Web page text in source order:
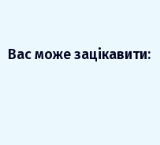
Вас може зацікавити: